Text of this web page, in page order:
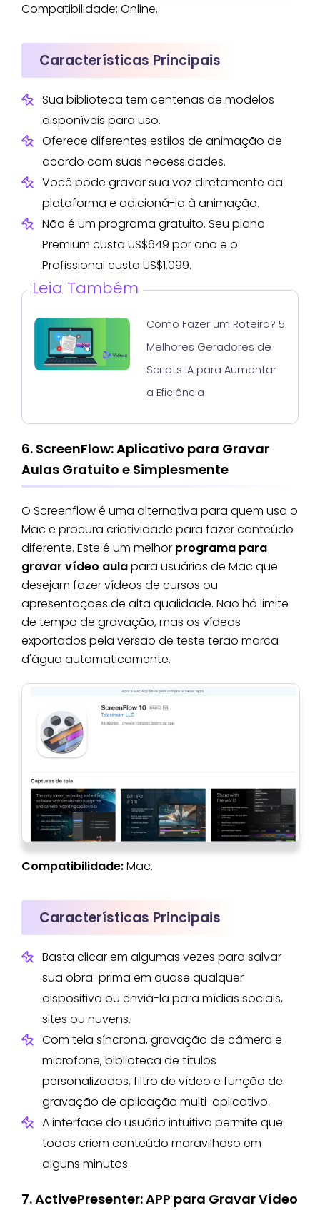
Compatibilidade: Online.
Características Principais
Sua biblioteca tem centenas de modelos
disponíveis para uso.
Oferece diferentes estilos de animação de
acordo com suas necessidades.
Você pode gravar sua voz diretamente da
plataforma e adicioná-la à animação.
Não é um programa gratuito. Seu plano
Premium custa US$649 por ano e o
Profissional custa US$1.099.
Leia Também
Como Fazer um Roteiro? 5
Melhores Geradores de
Scripts IA para Aumentar
a Eficiência
6. ScreenFlow: Aplicativo para Gravar
Aulas Gratuito e Simplesmente
O Screenflow é uma alternativa para quem usa o
Mac e procura criatividade para fazer conteúdo
diferente. Este é um melhor programa para
gravar vídeo aulapara usuários de Mac que
desejam fazer vídeos de cursos ou
apresentações de alta qualidade. Não há limite
de tempo de gravação, mas os vídeos
exportados pela versão de teste terão marca
d'água automaticamente.
Compatibilidade:Mac.
Características Principais
Basta clicar em algumas vezes para salvar
sua obra-prima em quase qualquer
dispositivo ou enviá-la para mídias sociais,
sites ou nuvens.
Com tela síncrona, gravação de câmera e
microfone, biblioteca de títulos
personalizados, filtro de vídeo e função de
gravação de aplicação multi-aplicativo.
A interface do usuário intuitiva permite que
todos criem conteúdo maravilhoso em
alguns minutos.
7. ActivePresenter: APP para Gravar Vídeo